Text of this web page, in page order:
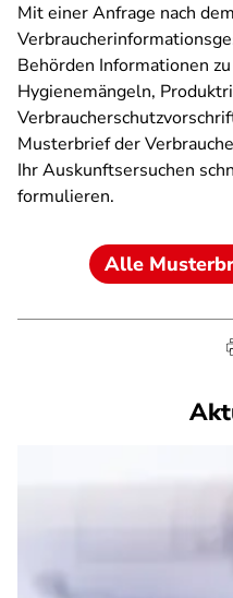
Mit einer Anfrage nach dem
Behörden Informationen
Hygienemängeln,
Musterbrief der
Ihr Auskunftsersuchen
formulieren.
Alle